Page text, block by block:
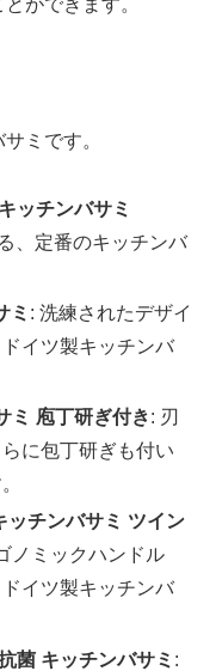
ができます。
ミです。
ッチンバサミ
、定番のキッチンバ
ミ : 洗練されたデザイ
イツ製キッチンバ
ミ 庖丁研ぎ付き: 刃
に包丁研ぎも付い
ッチンバサミ ツイン
ノミックハンドル
イツ製キッチンバ
菌 キッチンバサミ :